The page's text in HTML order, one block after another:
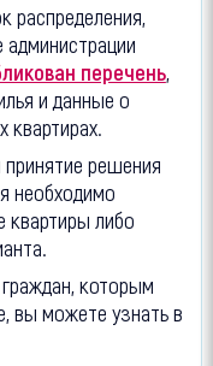
распределения,
перечень,
и данные о
квартирах.
решения
необходимо
квартиры либо
которым
вы можете узнать в